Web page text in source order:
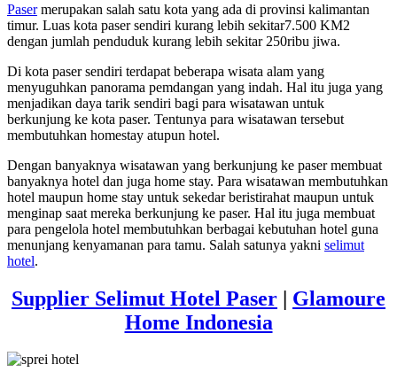
Pasermerupakan salah satu kota yang ada di provinsi kalimantan
timur. Luas kota paser sendiri kurang lebih sekitar7.500 KM2
dengan jumlah penduduk kurang lebih sekitar 250ribu jiwa.
Di kota paser sendiri terdapat beberapa wisata alam yang
menyuguhkan panorama pemdangan yang indah. Hal itu juga yang
menjadikan daya tarik sendiri bagi para wisatawan untuk
berkunjung ke kota paser. Tentunya para wisatawan tersebut
membutuhkan homestay atupun hotel.
Dengan banyaknya wisatawan yang berkunjung ke paser membuat
banyaknya hotel dan juga home stay. Para wisatawan membutuhkan
hotel maupun home stay untuk sekedar beristirahat maupun untuk
menginap saat mereka berkunjung ke paser. Hal itu juga membuat
para pengelola hotel membutuhkan berbagai kebutuhan hotel guna
menunjang kenyamanan para tamu. Salah satunya yakni selimut
hotel.
Supplier Selimut Hotel Paser | Glamoure
Home Indonesia